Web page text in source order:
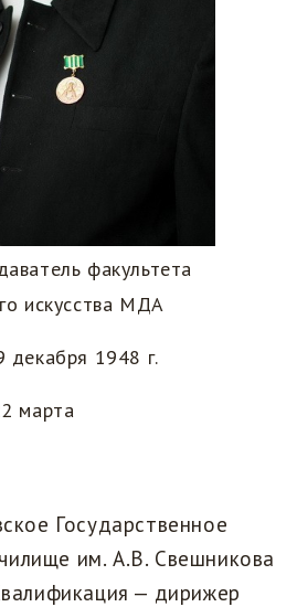
факультета
искусства МДА
декабря 1948 г.
марта
Государственное
им. А.В. Свешникова
— дирижер